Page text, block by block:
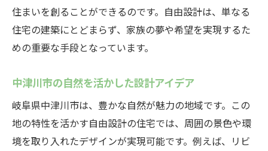
中津川市での快適な暮らしを支える技術
住まい全体で実現する快適な住空間
岐阜県中津川市での自由設計と高気密住宅の融
自由設計と高気密の相乗効果とは
中津川市で選ばれる自由設計と高気密住宅
の理由
融合することで得られる住まいの価値
住まいを創ることができるのです。自由設計は、単なる
住宅の建築にとどまらず、家族の夢や希望を実現するた
めの重要な手段となっています。
中津川市の自然を活かした設計アイデア
岐阜県中津川市は、豊かな自然が魅力の地域です。この
地の特性を活かす自由設計の住宅では、周囲の景色や環
境を取り入れたデザインが実現可能です。例えば、リビ